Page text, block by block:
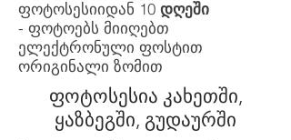
ფოტოსესიიდან 10 დღეში
- ფოტოებს მიიღებთ
ელექტრონული ფოსტით
ორიგინალი ზომით
ფოტოსესია კახეთში,
ყაზბეგში, გუდაურში